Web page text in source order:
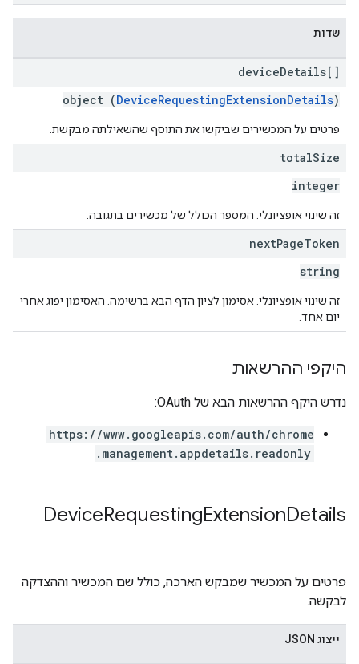
שדות
deviceDetails[]
object (DeviceRequestingExtensionDetails)
פרטים על המכשירים שביקשו את התוסף שהשאילתה מבקשת.
totalSize
integer
זה שינוי אופציונלי. המספר הכולל של מכשירים בתגובה.
nextPageToken
string
זה שינוי אופציונלי. אסימון לציון הדף הבא ברשימה. האסימון יפוג אחרי
יום אחד.
היקפי ההרשאות
נדרש היקף ההרשאות הבא של OAuth:
https://www.googleapis.com/auth/chrome
.management.appdetails.readonly
DeviceRequestingExtensionDetails
פרטים על המכשיר שמבקש הארכה, כולל שם המכשיר וההצדקה
לבקשה.
ייצוג JSON